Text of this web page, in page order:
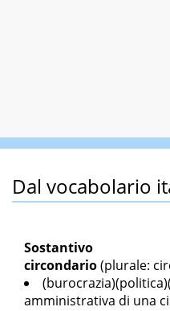
Dal vocabolario
Sostantivo
circondario(plurale:
amministrativa di una